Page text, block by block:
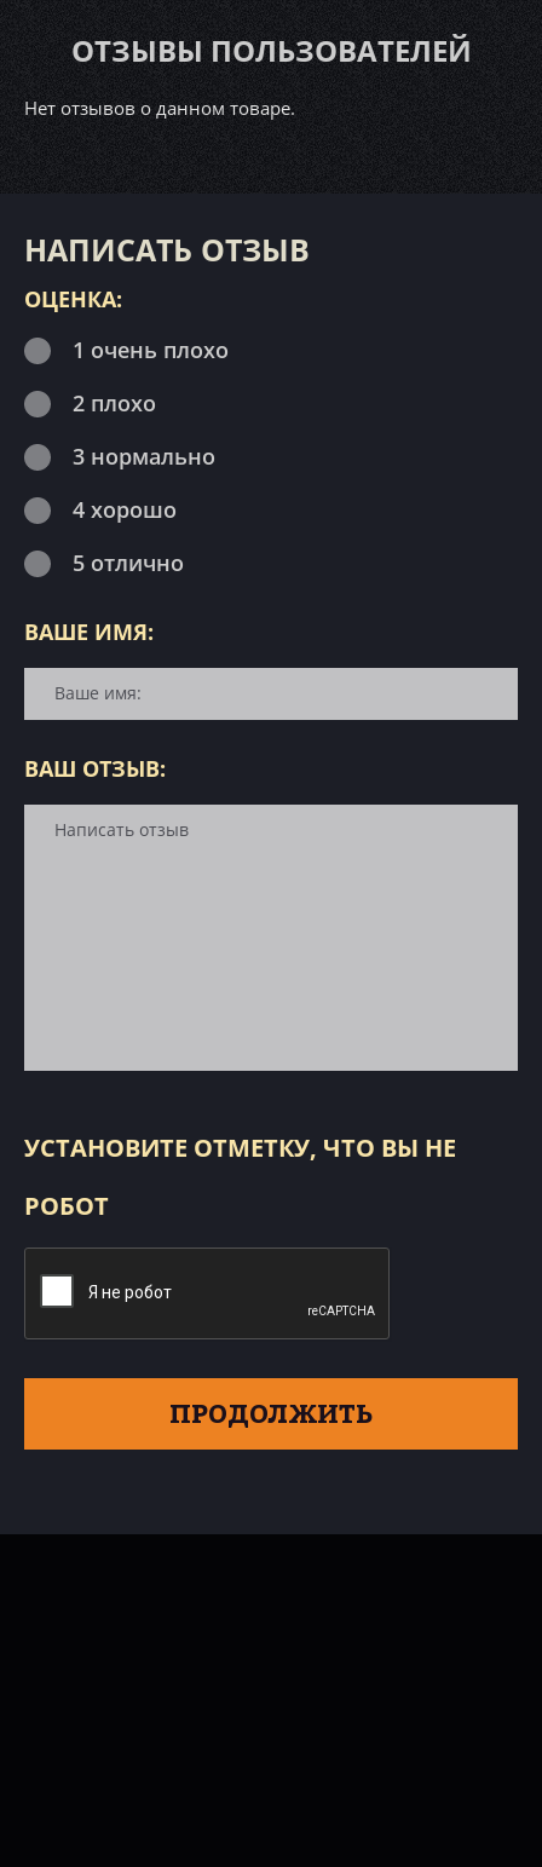
ОТЗЫВЫ ПОЛЬЗОВАТЕЛЕЙ
Нет отзывов о данном товаре.
НАПИСАТЬ ОТЗЫВ
ОЦЕНКА:
1 очень плохо
2 плохо
3 нормально
4 хорошо
5 отлично
ВАШЕ ИМЯ:
ВАШ ОТЗЫВ:
УСТАНОВИТЕ ОТМЕТКУ, ЧТО ВЫ НЕ
РОБОТ
ПРОДОЛЖИТЬ